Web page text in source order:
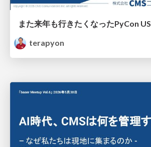
また来年も行きたくなったPyCon US
terapyon